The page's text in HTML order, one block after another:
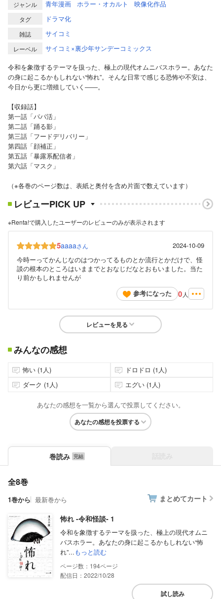
ジャンル 青年漫画 ホラー・オカルト 映像化作品
タグ ドラマ化
雑誌 サイコミ
レーベル
サイコミ×裏少年サンデーコミックス
令和を象徴するテーマを扱った、極上の現代オムニバスホラー。あなた
の身に起こるかもしれない“怖れ”。そんな日常で感じる恐怖や不安は、
今日から更に増殖していく――。
【収録話】
第一話「パパ活」
第二話「踊る影」
第三話「フードデリバリー」
第四話「顔補正」
第五話「暴露系配信者」
第六話「マスク」
（※各巻のページ数は、表紙と奥付を含め片面で数えています）
レビューPICK UP
※Renta!で購入したユーザーのレビューのみが表示されます
5aaaaさん
2024-10-09
今時ーってかんじなのはつかってるものとか流行とかだけで、怪
談の根本のところはいままでとおなじだなとおもいました。当た
り前かもしれませんが
参考になった
0 人
レビューを見る
みんなの感想
怖い (1人)
ドロドロ (1人)
ダーク (1人)
エグい (1人)
あなたの感想を一覧から選んで投票してください。
あなたの感想を投票する
巻読み
全8巻
1巻から 最新巻から まとめてカート
怖れ ‐令和怪談‐ 1
令和を象徴するテーマを扱った、極上の現代オムニ
バスホラー。あなたの身に起こるかもしれない“怖
れ”...もっと読む
194
配信日：2022/10/28
試し読み